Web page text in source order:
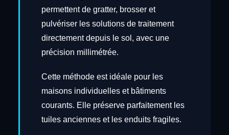
permettent de gratter, brosser et
pulvériser les solutions de traitement
directement depuis le sol, avec une
précision millimétrée.
Cette méthode est idéale pour les
maisons individuelles et bâtiments
courants. Elle préserve parfaitement les
tuiles anciennes et les enduits fragiles.